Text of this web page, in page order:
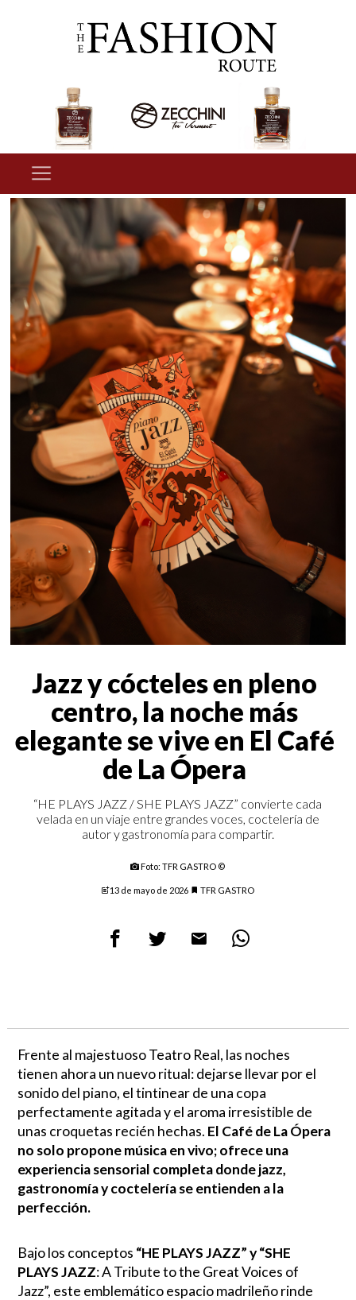
Jazz y cócteles en pleno
centro, la noche más
elegante se vive en El Café
de La Ópera
“HE PLAYS JAZZ / SHE PLAYS JAZZ” convierte cada
velada en un viaje entre grandes voces, coctelería de
autor y gastronomía para compartir.
Foto: TFR GASTRO ©
13 de mayo de 2026 TFR GASTRO
Frente al majestuoso Teatro Real, las noches
tienen ahora un nuevo ritual: dejarse llevar por el
sonido del piano, el tintinear de una copa
perfectamente agitada y el aroma irresistible de
unas croquetas recién hechas. El Café de La Ópera
no solo propone música en vivo; ofrece una
experiencia sensorial completa donde jazz,
gastronomía y coctelería se entienden a la
perfección.
Bajo los conceptos “HE PLAYS JAZZ” y “SHE
PLAYS JAZZ: A Tribute to the Great Voices of
Jazz”, este emblemático espacio madrileño rinde